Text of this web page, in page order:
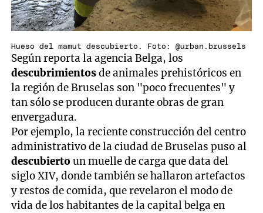
Hueso del mamut descubierto. Foto: @urban.brussels
Según reporta la agencia Belga, los
descubrimientosde animales prehistóricos en
la región de Bruselas son "poco frecuentes" y
tan sólo se producen durante obras de gran
envergadura.
Por ejemplo, la reciente construcción del centro
administrativo de la ciudad de Bruselas puso al
descubiertoun muelle de carga que data del
siglo XIV, donde también se hallaron artefactos
y restos de comida, que revelaron el modo de
vida de los habitantes de la capital belga en